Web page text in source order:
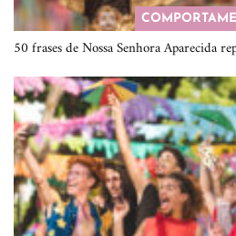
50 frases de Nossa Senhora Aparecida